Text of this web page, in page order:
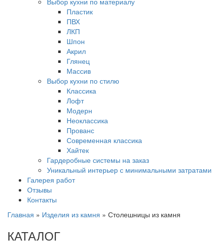
Пластик
ПВХ
ЛКП
Шпон
Акрил
Глянец
Массив
Выбор кухни по стилю
Классика
Лофт
Модерн
Неоклассика
Прованс
Современная классика
Хайтек
Гардеробные системы на заказ
Уникальный интерьер с минимальными затратами
Галерея работ
Отзывы
Контакты
Главная » Изделия из камня » Столешницы из камня
КАТАЛОГ